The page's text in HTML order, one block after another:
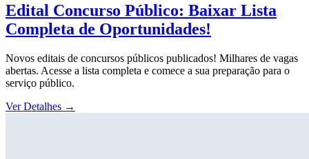
Edital Concurso Público: Baixar Lista
Completa de Oportunidades!
Novos editais de concursos públicos publicados! Milhares de vagas
abertas. Acesse a lista completa e comece a sua preparação para o
serviço público.
Ver Detalhes →